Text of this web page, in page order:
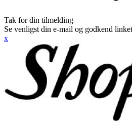
Tak for din tilmelding
Se venligst din e-mail og godkend
x